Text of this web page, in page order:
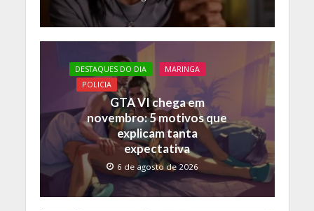
DESTAQUES DO DIA
MARINGA
POLICIA
GTA VI chega em
novembro: 5 motivos que
explicam tanta
expectativa
6 de agosto de 2026